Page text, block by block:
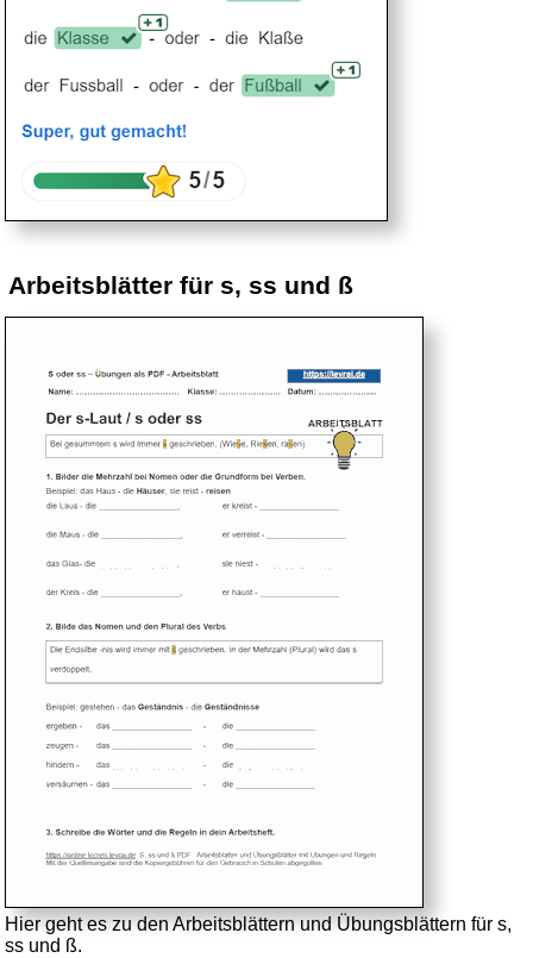
Arbeitsblätter für s, ss und ß
Hier geht es zu den Arbeitsblättern und Übungsblättern für s,
ss und ß.